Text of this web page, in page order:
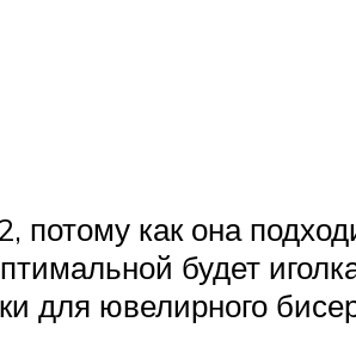
как она
будет
для ювелирного